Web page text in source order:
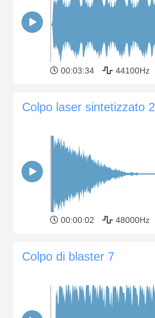
00:03:34 44100Hz
Colpo laser sintetizzato 2
00:00:02 48000Hz
Colpo di blaster 7